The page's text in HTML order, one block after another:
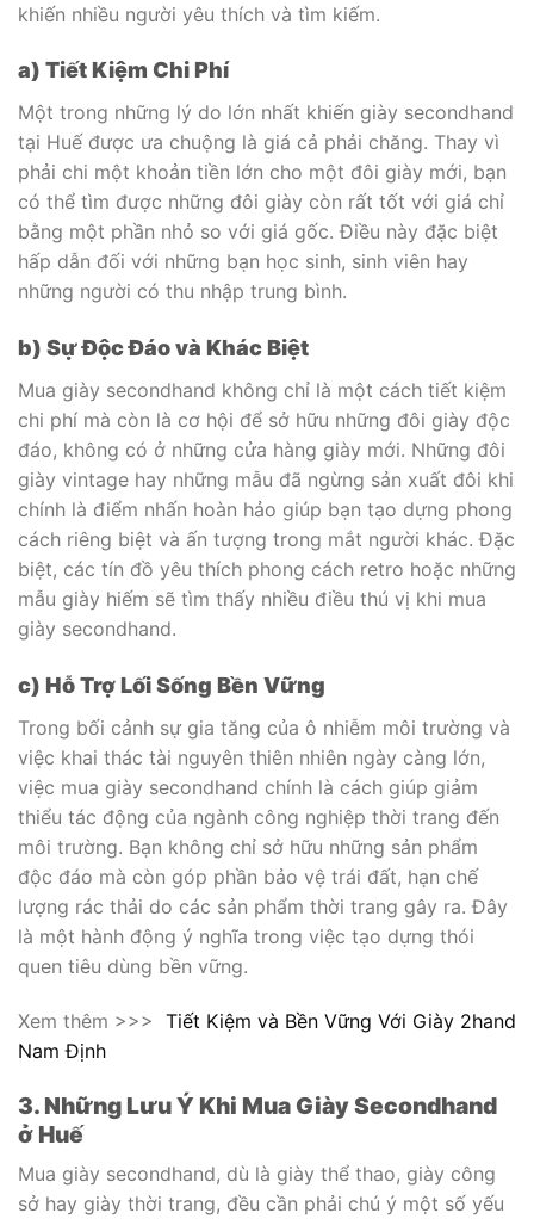
khiến nhiều người yêu thích và tìm kiếm.
a) Tiết Kiệm Chi Phí
Một trong những lý do lớn nhất khiến giày secondhand
tại Huế được ưa chuộng là giá cả phải chăng. Thay vì
phải chi một khoản tiền lớn cho một đôi giày mới, bạn
có thể tìm được những đôi giày còn rất tốt với giá chỉ
bằng một phần nhỏ so với giá gốc. Điều này đặc biệt
hấp dẫn đối với những bạn học sinh, sinh viên hay
những người có thu nhập trung bình.
b) Sự Độc Đáo và Khác Biệt
Mua giày secondhand không chỉ là một cách tiết kiệm
chi phí mà còn là cơ hội để sở hữu những đôi giày độc
đáo, không có ở những cửa hàng giày mới. Những đôi
giày vintage hay những mẫu đã ngừng sản xuất đôi khi
chính là điểm nhấn hoàn hảo giúp bạn tạo dựng phong
cách riêng biệt và ấn tượng trong mắt người khác. Đặc
biệt, các tín đồ yêu thích phong cách retro hoặc những
mẫu giày hiếm sẽ tìm thấy nhiều điều thú vị khi mua
giày secondhand.
c) Hỗ Trợ Lối Sống Bền Vững
Trong bối cảnh sự gia tăng của ô nhiễm môi trường và
việc khai thác tài nguyên thiên nhiên ngày càng lớn,
việc mua giày secondhand chính là cách giúp giảm
thiểu tác động của ngành công nghiệp thời trang đến
môi trường. Bạn không chỉ sở hữu những sản phẩm
độc đáo mà còn góp phần bảo vệ trái đất, hạn chế
lượng rác thải do các sản phẩm thời trang gây ra. Đây
là một hành động ý nghĩa trong việc tạo dựng thói
quen tiêu dùng bền vững.
Xem thêm >>> Tiết Kiệm và Bền Vững Với Giày 2hand
Nam Định
3. Những Lưu Ý Khi Mua Giày Secondhand
ở Huế
Mua giày secondhand, dù là giày thể thao, giày công
sở hay giày thời trang, đều cần phải chú ý một số yếu